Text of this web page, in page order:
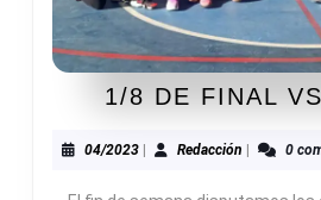
1/8 DE FINAL
04/202304/2023
| RedacciónRedacción
| 0